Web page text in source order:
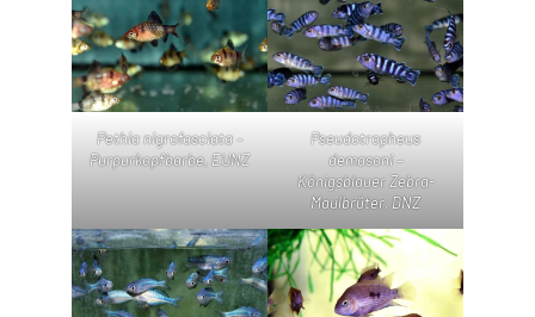
Pethia nigrofasciata –
Purpurkopfbarbe, EUNZ
Pseudotropheus
demasoni –
Königsblauer Zebra-
Maulbrüter, DNZ